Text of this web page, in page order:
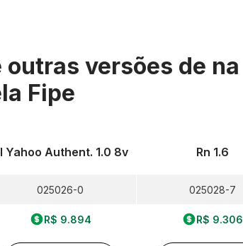
outras versões de na
Fipe
Yahoo Authent. 1.0 8v
025026-0
R$ 9.894
Rn 1.6
025028-7
R$ 9.306